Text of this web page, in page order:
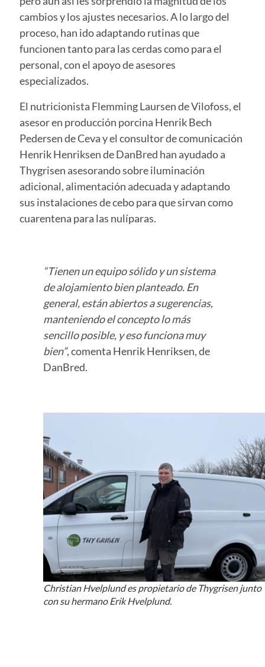
cambios y los ajustes necesarios. A lo largo del
proceso, han ido adaptando rutinas que
funcionen tanto para las cerdas como para el
personal, con el apoyo de asesores
especializados.
El nutricionista Flemming Laursen de Vilofoss, el
asesor en producción porcina Henrik Bech
Pedersen de Ceva y el consultor de comunicación
Henrik Henriksen de DanBred han ayudado a
Thygrisen asesorando sobre iluminación
adicional, alimentación adecuada y adaptando
sus instalaciones de cebo para que sirvan como
cuarentena para las nulíparas.
“Tienen un equipo sólido y un sistema
de alojamiento bien planteado. En
general, están abiertos a sugerencias,
manteniendo el concepto lo más
sencillo posible, y eso funciona muy
bien”, comenta Henrik Henriksen, de
DanBred.
Christian Hvelplund es propietario de Thygrisen junto
con su hermano Erik Hvelplund.